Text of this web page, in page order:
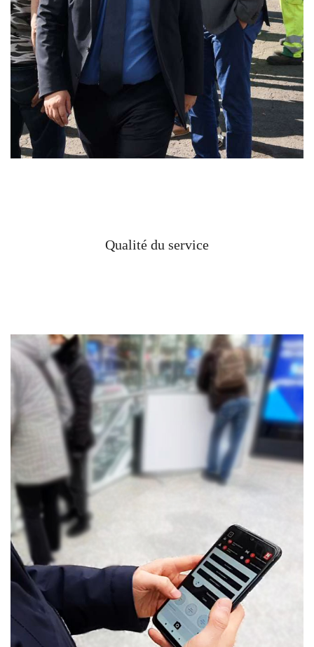
Qualité du service